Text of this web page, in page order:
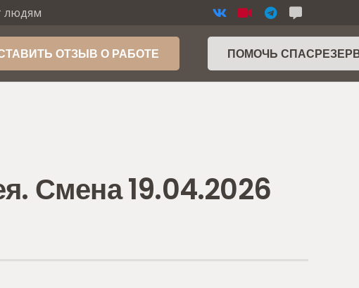
людям
ОТЗЫВ О РАБОТЕ ПОМОЧЬ
Смена 19.04.2026